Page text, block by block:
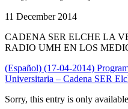
11 December 2014
CADENA SER ELCHE LA
RADIO UMH EN LOS
(Español) (17-04-2014)
Universitaria – Cadena SER
Sorry, this entry is only